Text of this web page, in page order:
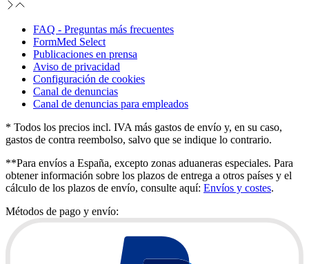
FAQ - Preguntas más frecuentes
FormMed Select
Publicaciones en prensa
Aviso de privacidad
Configuración de cookies
Canal de denuncias
Canal de denuncias para empleados
* Todos los precios incl. IVA más gastos de envío y, en su caso,
gastos de contra reembolso, salvo que se indique lo contrario.
**Para envíos a España, excepto zonas aduaneras especiales. Para
obtener información sobre los plazos de entrega a otros países y el
cálculo de los plazos de envío, consulte aquí: Envíos y costes.
Métodos de pago y envío: